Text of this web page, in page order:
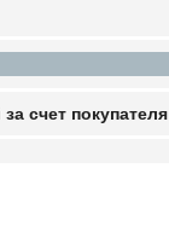
за счет покупателя